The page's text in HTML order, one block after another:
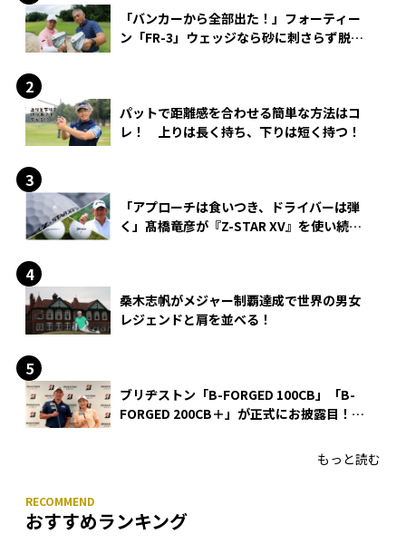
「バンカーから全部出た！」フォーティー
ン「FR-3」ウェッジなら砂に刺さらず脱出
パットで距離感を合わせる簡単な方法はコ
レ！ 上りは長く持ち、下りは短く持つ！
「アプローチは食いつき、ドライバーは弾
く」髙橋竜彦が『Z-STAR XV』を使い続け
桑木志帆がメジャー制覇達成で世界の男女
レジェンドと肩を並べる！
ブリヂストン「B-FORGED 100CB」「B-
FORGED 200CB＋」が正式にお披露目！
もっと読む
おすすめランキング